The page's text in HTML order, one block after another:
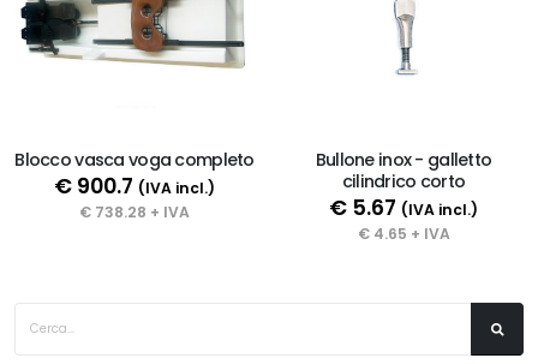
Blocco vasca voga completo
€ 900.7 (IVA incl.)
€ 738.28 + IVA
Bullone inox - galletto
cilindrico corto
€ 5.67 (IVA incl.)
€ 4.65 + IVA